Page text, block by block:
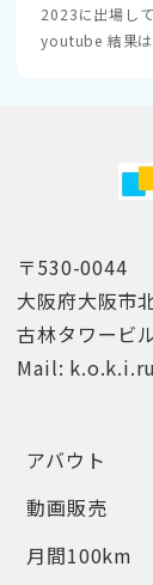
2023に出場し
youtube 結果
〒530-0044
大阪府大阪市
古林タワービ
Mail:
アバウト
動画販売
月間100km